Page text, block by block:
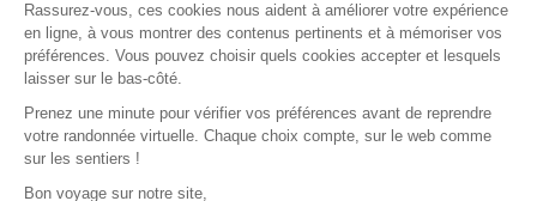
Protection des données
Politique de confidentialité
Rassurez-vous, ces cookies nous aident à améliorer votre expérience
en ligne, à vous montrer des contenus pertinents et à mémoriser vos
préférences. Vous pouvez choisir quels cookies accepter et lesquels
laisser sur le bas-côté.
Prenez une minute pour vérifier vos préférences avant de reprendre
votre randonnée virtuelle. Chaque choix compte, sur le web comme
sur les sentiers !
Bon voyage sur notre site,